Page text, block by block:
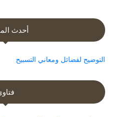
أحدث
التوضيح لفضائل ومعاني التسبيح